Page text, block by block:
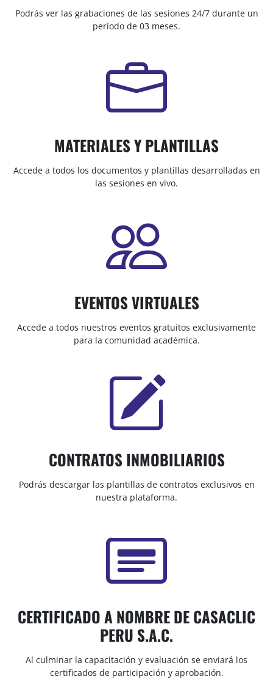
Podrás ver las grabaciones de las sesiones 24/7 durante un
período de 03 meses.
MATERIALES Y PLANTILLAS
Accede a todos los documentos y plantillas desarrolladas en
las sesiones en vivo.
EVENTOS VIRTUALES
Accede a todos nuestros eventos gratuitos exclusivamente
para la comunidad académica.
CONTRATOS INMOBILIARIOS
Podrás descargar las plantillas de contratos exclusivos en
nuestra plataforma.
CERTIFICADO A NOMBRE DE CASACLIC
PERU S.A.C.
Al culminar la capacitación y evaluación se enviará los
certificados de participación y aprobación.